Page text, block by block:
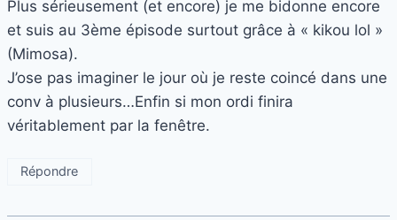
Plus sérieusement (et encore) je me bidonne encore
et suis au 3ème épisode surtout grâce à « kikou lol »
(Mimosa).
J’ose pas imaginer le jour où je reste coincé dans une
conv à plusieurs…Enfin si mon ordi finira
véritablement par la fenêtre.
Répondre